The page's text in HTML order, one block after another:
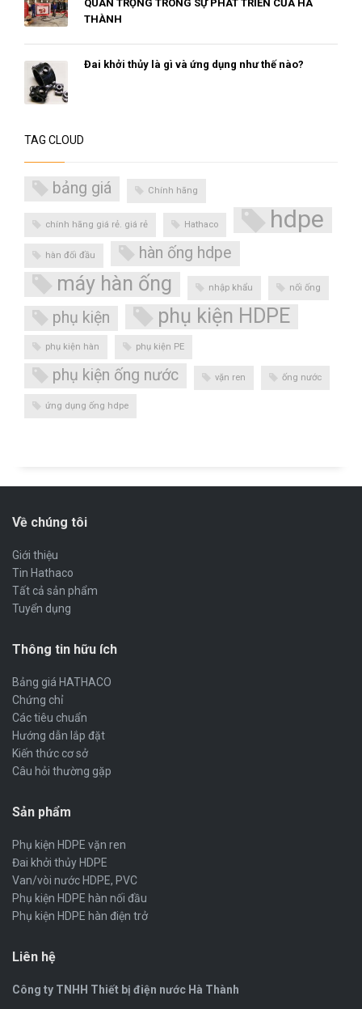
QUAN TRỌNG TRONG SỰ PHÁT TRIỂN CỦA HÀ
THÀNH
Đai khởi thủy là gì và ứng dụng như thế nào?
TAG CLOUD
bảng giá Chính hãng
chính hãng giá rẻ. giá rẻ Hathaco hdpe
hàn đối đầu hàn ống hdpe
máy hàn ống nhập khẩu nối ống
phụ kiện phụ kiện HDPE
phụ kiện hàn phụ kiện PE
phụ kiện ống nước vặn ren ống nước
ứng dụng ống hdpe
Về chúng tôi
Giới thiệu
Tin Hathaco
Tất cả sản phẩm
Tuyển dụng
Thông tin hữu ích
Bảng giá HATHACO
Chứng chỉ
Các tiêu chuẩn
Hướng dẫn lắp đặt
Kiến thức cơ sở
Câu hỏi thường gặp
Sản phẩm
Phụ kiện HDPE vặn ren
Đai khởi thủy HDPE
Van/vòi nước HDPE, PVC
Phụ kiện HDPE hàn nối đầu
Phụ kiện HDPE hàn điện trở
Liên hệ
Công ty TNHH Thiết bị điện nước Hà Thành